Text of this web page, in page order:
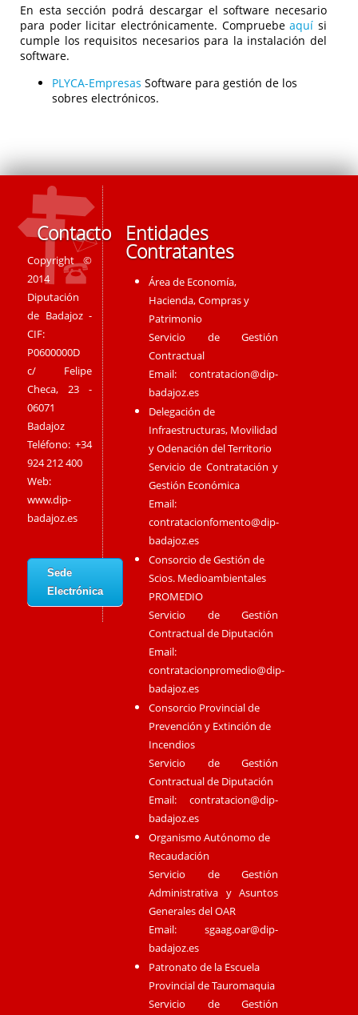
En esta sección podrá descargar el software necesario
para poder licitar electrónicamente. Compruebeaquí si
cumple los requisitos necesarios para la instalación del
software.
PLYCA-Empresas Software para gestión de los
sobres electrónicos.
Contacto
Copyright ©
2014
Diputación
de Badajoz -
CIF:
P0600000D
c/ Felipe
Checa, 23 -
06071
Badajoz
Teléfono: +34
924 212 400
Web:
www.dip-
badajoz.es
Sede
Electrónica
Entidades
Contratantes
Área de Economía,
Hacienda, Compras y
Patrimonio
Servicio de Gestión
Contractual
Email:contratacion@dip-
badajoz.es
Delegación de
Infraestructuras, Movilidad
y Odenación del Territorio
Servicio de Contratación y
Gestión Económica
Email:
contratacionfomento@dip-
badajoz.es
Consorcio de Gestión de
Scios. Medioambientales
PROMEDIO
Servicio de Gestión
Contractual de Diputación
Email:
contratacionpromedio@dip-
badajoz.es
Consorcio Provincial de
Prevención y Extinción de
Incendios
Servicio de Gestión
Contractual de Diputación
Email:contratacion@dip-
badajoz.es
Organismo Autónomo de
Recaudación
Servicio de Gestión
Administrativa y Asuntos
Generales del OAR
Email:sgaag.oar@dip-
badajoz.es
Patronato de la Escuela
Provincial de Tauromaquia
Servicio de Gestión